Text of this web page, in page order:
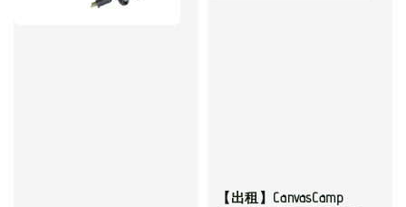
【出租】CanvasCamp